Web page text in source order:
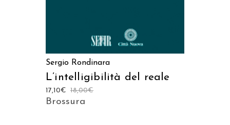
Sergio Rondinara
L’intelligibilità del reale
18,00€
17,10€
Brossura